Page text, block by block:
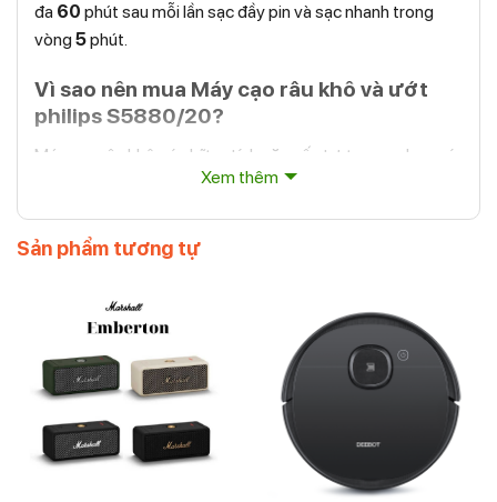
đa 60 phút sau mỗi lần sạc đầy pin và sạc nhanh trong
vòng 5phút.
Vì sao nên mua Máy cạo râu khô và ướt
philips S5880/20?
Máy cạo râu khô có những tính năng ấn tượng sau, bạn có
thể chọn mua hàng để cạo râu dễ dàng qua vài bước:
– Số lần cạo lên đến 90.000/phút:
90.000 lần cạo mỗi phút, cạo nhanh chóng và dễ dàng
Xem thêm
Sản phẩm tương tự